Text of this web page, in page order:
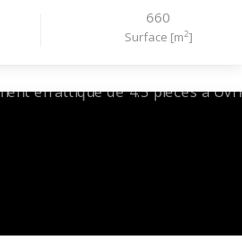
660
Surface [m2]